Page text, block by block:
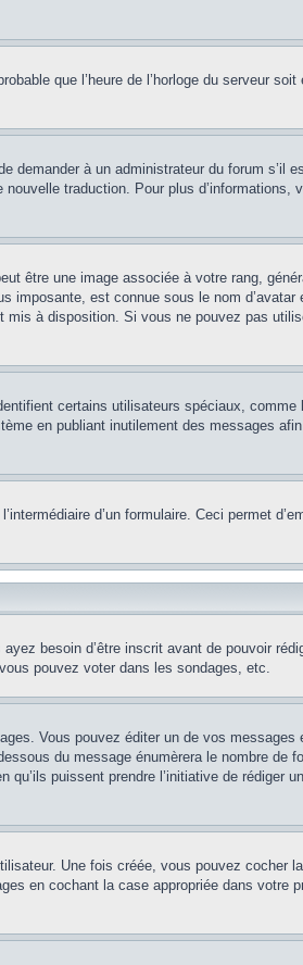
que l’heure de l’horloge du serveur
à un administrateur du forum s’il
traduction. Pour plus d’informations,
être une image associée à votre rang,
imposante, est connue sous le nom d’avatar
mis à disposition. Si vous ne pouvez pas
certains utilisateurs spéciaux,
en publiant inutilement des messages
d’un formulaire. Ceci permet
besoin d’être inscrit avant de pouvoir
pouvez voter dans les sondages, etc.
Vous pouvez éditer un de vos messages
du message énumèrera le nombre de
qu’ils puissent prendre l’initiative de rédiger
Une fois créée, vous pouvez cocher
en cochant la case appropriée dans votre